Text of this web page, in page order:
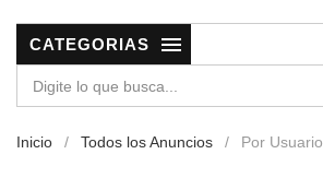
CATEGORIAS
Inicio Todos los Anuncios Por Usuario